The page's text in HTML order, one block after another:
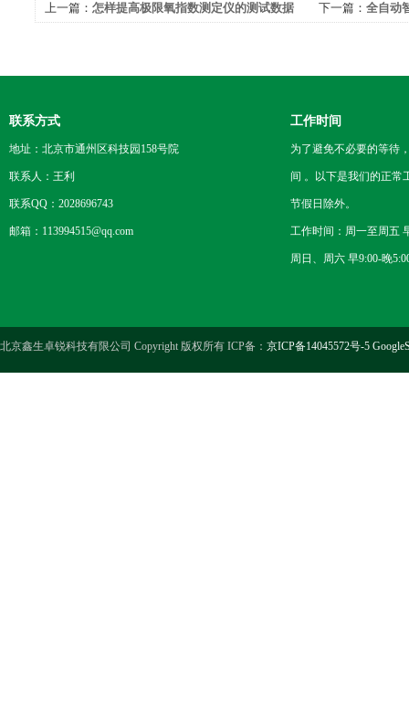
上一篇： 怎样提高极限氧指数测定仪的测试数据
下一篇： 全自动
联系方式
地址：北京市通州区科技园158号院
联系人：王利
联系QQ：2028696743
邮箱：113994515@qq.com
工作时间
为了避免不必要的等待
间 。以下是我们的正常
节假日除外。
工作时间：周一至周五
周日、周六 早9:00-晚
北京鑫生卓锐科技有限公司 Copyright 版权所有 ICP备： 京ICP备14045572号-5